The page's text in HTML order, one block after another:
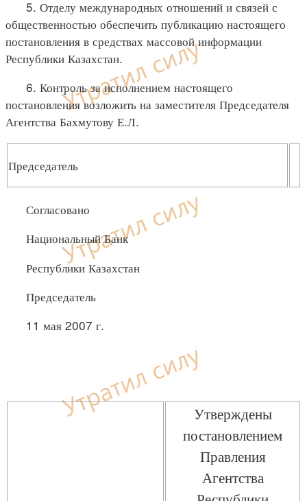
5. Отделу международных отношений и связей с
общественностью обеспечить публикацию настоящего
постановления в средствах массовой информации
Республики Казахстан.
6. Контроль за исполнением настоящего
постановления возложить на заместителя Председателя
Агентства Бахмутову Е.Л.
Председатель
Согласовано
Национальный Банк
Республики Казахстан
Председатель
11 мая 2007 г.
Утверждены
постановлением
Правления
Агентства